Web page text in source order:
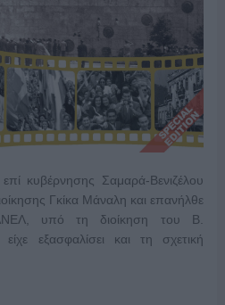
κυβέρνησης Σαμαρά-Βενιζέλου
Γκίκα Μάναλη και επανήλθε
υπό τη διοίκηση του Β.
εξασφαλίσει και τη σχετική